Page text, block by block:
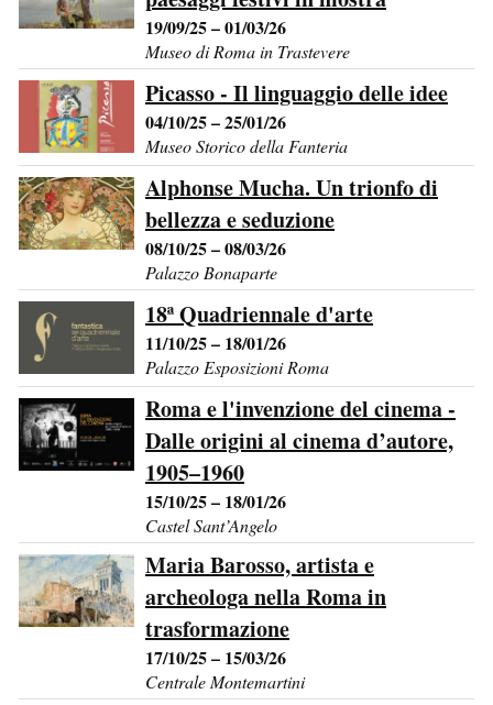
19/09/25 – 01/03/26
Museo di Roma in Trastevere
Picasso - Il linguaggio delle idee
04/10/25 – 25/01/26
Museo Storico della Fanteria
Alphonse Mucha. Un trionfo di
bellezza e seduzione
08/10/25 – 08/03/26
Palazzo Bonaparte
18ª Quadriennale d'arte
11/10/25 – 18/01/26
Palazzo Esposizioni Roma
Roma e l'invenzione del cinema -
Dalle origini al cinema d’autore,
1905–1960
15/10/25 – 18/01/26
Castel Sant’Angelo
Maria Barosso, artista e
archeologa nella Roma in
trasformazione
17/10/25 – 15/03/26
Centrale Montemartini